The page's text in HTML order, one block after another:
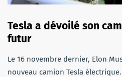
Tesla a dévoilé son
futur
Le 16 novembre dernier, Elon
nouveau camion Tesla